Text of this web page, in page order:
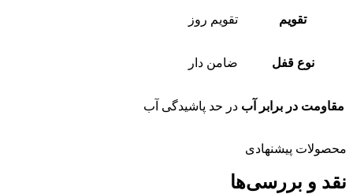
تقویم تقویم روز
نوع قفل ضامن دار
مقاومت در برابر آب در حد پاشیدگی آب
محصولات پیشنهادی
نقد و بررسی‌ها